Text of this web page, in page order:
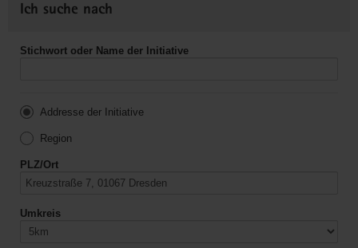
Ich suche nach
Stichwort oder Name der Initiative
Addresse der Initiative
Region
PLZ/Ort
Umkreis